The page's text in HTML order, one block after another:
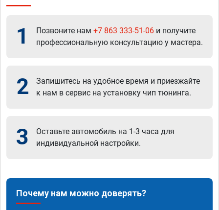
1 Позвоните нам +7 863 333-51-06 и получите
профессиональную консультацию у мастера.
2
Запишитесь на удобное время и приезжайте
к нам в сервис на установку чип тюнинга.
3
Оставьте автомобиль на 1-3 часа для
индивидуальной настройки.
Почему нам можно доверять?